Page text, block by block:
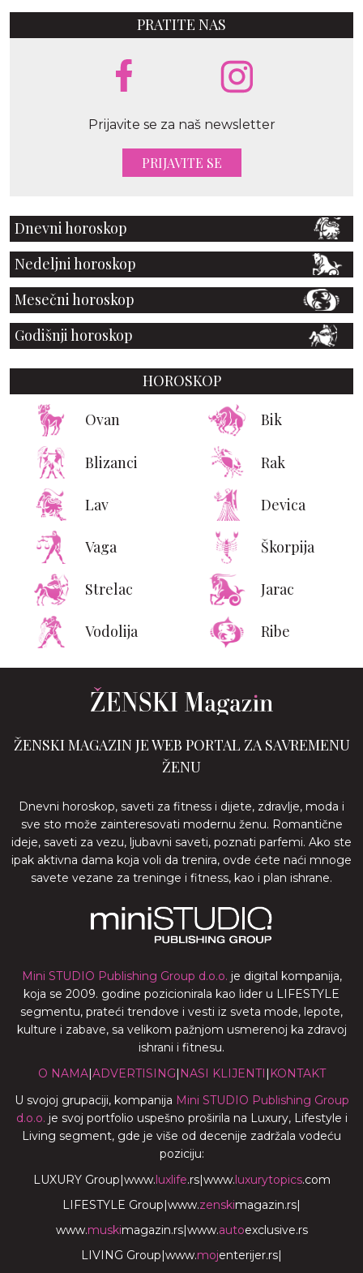
PRATITE NAS
Prijavite se za naš newsletter
PRIJAVITE SE
Dnevni horoskop
Nedeljni horoskop
Mesečni horoskop
Godišnji horoskop
HOROSKOP
Ovan Bik
Blizanci Rak
Lav Devica
Vaga Škorpija
Strelac Jarac
Vodolija Ribe
ŽENSKI MAGAZIN JE WEB PORTAL ZA SAVREMENU
ŽENU
Dnevni horoskop, saveti za fitness i dijete, zdravlje, moda i
sve sto može zainteresovati modernu ženu. Romantične
ideje, saveti za vezu, ljubavni saveti, poznati parfemi. Ako ste
ipak aktivna dama koja voli da trenira, ovde ćete naći mnoge
savete vezane za treninge i fitness, kao i plan ishrane.
Mini STUDIO Publishing Group d.o.o. je digital kompanija,
koja se 2009. godine pozicionirala kao lider u LIFESTYLE
segmentu, prateći trendove i vesti iz sveta mode, lepote,
kulture i zabave, sa velikom pažnjom usmerenoj ka zdravoj
ishrani i fitnesu.
O NAMA|ADVERTISING| NASI KLIJENTI | KONTAKT
U svojoj grupaciji, kompanija Mini STUDIO Publishing Group
d.o.o. je svoj portfolio uspešno proširila na Luxury, Lifestyle i
Living segment, gde je više od decenije zadržala vodeću
poziciju:
LUXURY Group|www.luxlife.rs|www.luxurytopics.com
LIFESTYLE Group|www.zenskimagazin.rs|
www.muskimagazin.rs|www.autoexclusive.rs
LIVING Group|www.mojenterijer.rs|